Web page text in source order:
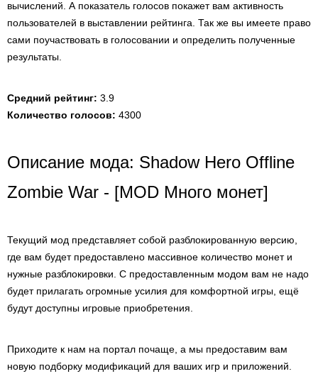
вычислений. А показатель голосов покажет вам активность
пользователей в выставлении рейтинга. Так же вы имеете право
сами поучаствовать в голосовании и определить полученные
результаты.
Средний рейтинг: 3.9
Количество голосов: 4300
Описание мода: Shadow Hero Offline
Zombie War - [MOD Много монет]
Текущий мод представляет собой разблокированную версию,
где вам будет предоставлено массивное количество монет и
нужные разблокировки. С предоставленным модом вам не надо
будет прилагать огромные усилия для комфортной игры, ещё
будут доступны игровые приобретения.
Приходите к нам на портал почаще, а мы предоставим вам
новую подборку модификаций для ваших игр и приложений.